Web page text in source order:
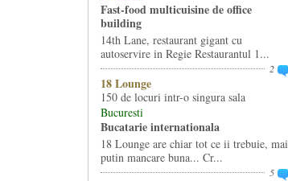
Fast-food multicuisine de office
building
14th Lane, restaurant gigant cu
autoservire in Regie Restaurantul 1...
2
18 Lounge
150 de locuri intr-o singura sala
Bucuresti
Bucatarie internationala
18 Lounge are chiar tot ce ii trebuie, mai
putin mancare buna... Cr...
5